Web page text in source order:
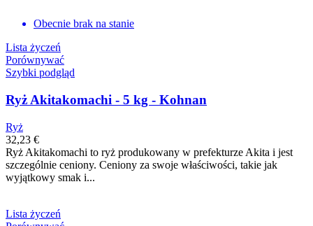
Obecnie brak na stanie
Lista życzeń
Porównywać
Szybki podgląd
Ryż Akitakomachi - 5 kg - Kohnan
Ryż
32,23 €
Ryż Akitakomachi to ryż produkowany w prefekturze Akita i jest
szczególnie ceniony. Ceniony za swoje właściwości, takie jak
wyjątkowy smak i...
Lista życzeń